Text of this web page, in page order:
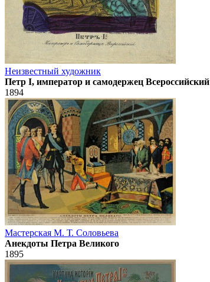
Неизвестный художник
Петр I, император и самодержец Всероссийский
1894
Мастерская М. Т. Соловьева
Анекдоты Петра Великого
1895